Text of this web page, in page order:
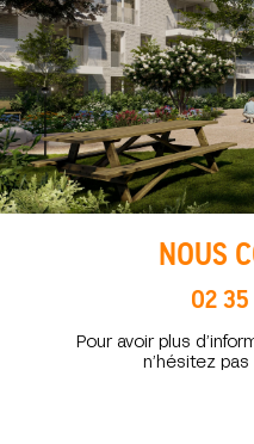
NOUS
02
Pour avoir plus
n’hésitez